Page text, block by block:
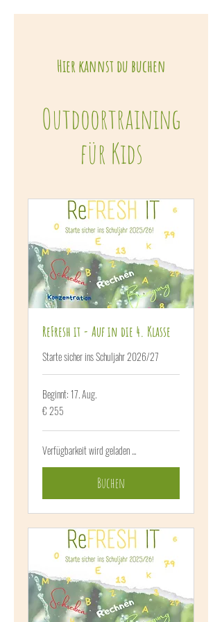
Hier kannst du buchen
Outdoortraining
für Kids
ReFresh it - Auf in die 4. Klasse
Starte sicher ins Schuljahr 2026/27
Beginnt: 17. Aug.
255
Euro
€ 255
Verfügbarkeit wird geladen ...
Buchen